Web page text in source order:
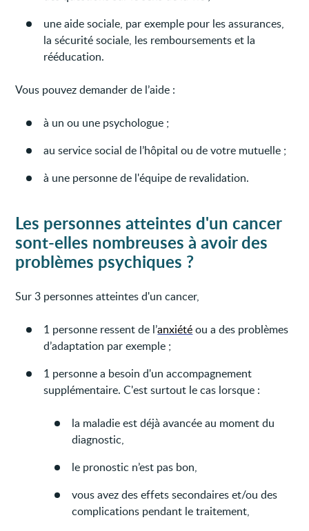
une aide sociale, par exemple pour les assurances,
la sécurité sociale, les remboursements et la
rééducation.
Vous pouvez demander de l’aide :
à un ou une psychologue ;
au service social de l’hôpital ou de votre mutuelle ;
à une personne de l'équipe de revalidation.
Les personnes atteintes d'un cancer
sont-elles nombreuses à avoir des
problèmes psychiques ?
Sur 3 personnes atteintes d'un cancer,
1 personne ressent de l’anxiétéou a des problèmes
d’adaptation par exemple ;
1 personne a besoin d'un accompagnement
supplémentaire. C'est surtout le cas lorsque :
la maladie est déjà avancée au moment du
diagnostic,
le pronostic n’est pas bon,
vous avez des effets secondaires et/ou des
complications pendant le traitement,